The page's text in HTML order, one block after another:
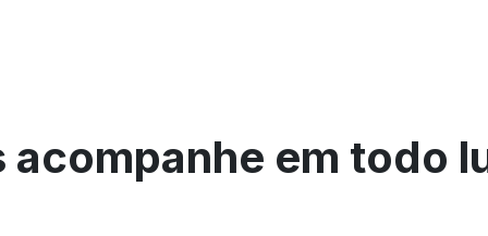
acompanhe em todo